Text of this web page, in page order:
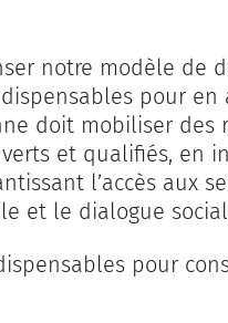
notre modèle de
pour
doit mobiliser des
et qualifiés, en
l’accès aux
et le dialogue
pour